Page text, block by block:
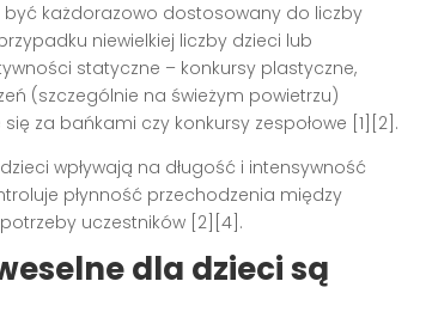
być każdorazowo dostosowany do liczby
niewielkiej liczby dzieci lub
statyczne – konkursy plastyczne,
(szczególnie na świeżym powietrzu)
za bańkami czy konkursy zespołowe [1][2].
wpływają na długość i intensywność
płynność przechodzenia między
uczestników [2][4].
dla dzieci są